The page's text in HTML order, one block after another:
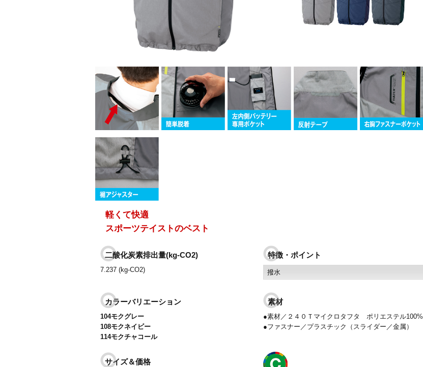
軽くて快適
スポーツテイストのベスト
二酸化炭素排出量(kg-CO2)
7.237 (kg-CO2)
特徴・ポイント
撥水
カラーバリエーション
104モクグレー
108モクネイビー
114モクチャコール
素材
●素材／２４０Ｔマイクロタフタ ポリエステル100%
●ファスナー／プラスチック（スライダー／金属）
サイズ＆価格